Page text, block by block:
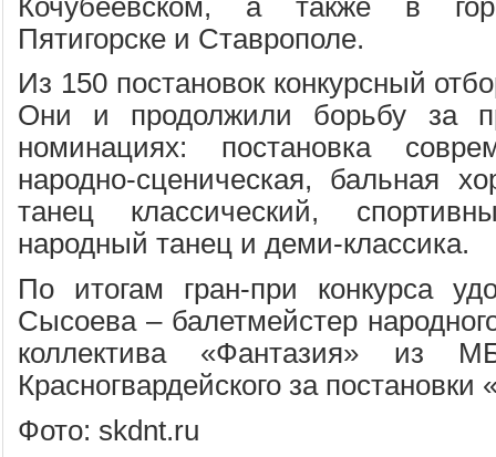
Кочубеевском, а также в
Пятигорске и Ставрополе.
Из 150 постановок конкурсный
Они и продолжили борьбу за
номинациях: постановка
народно-сценическая, бальная
танец классический,
народный танец и деми-классика.
По итогам гран-при конкурса
Сысоева – балетмейстер
коллектива «Фантазия» из
Красногвардейского за
Фото: skdnt.ru